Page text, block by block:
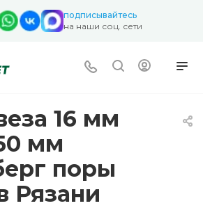
подписывайтесь
на наши соц. сети
16 мм
мм
поры
Рязани